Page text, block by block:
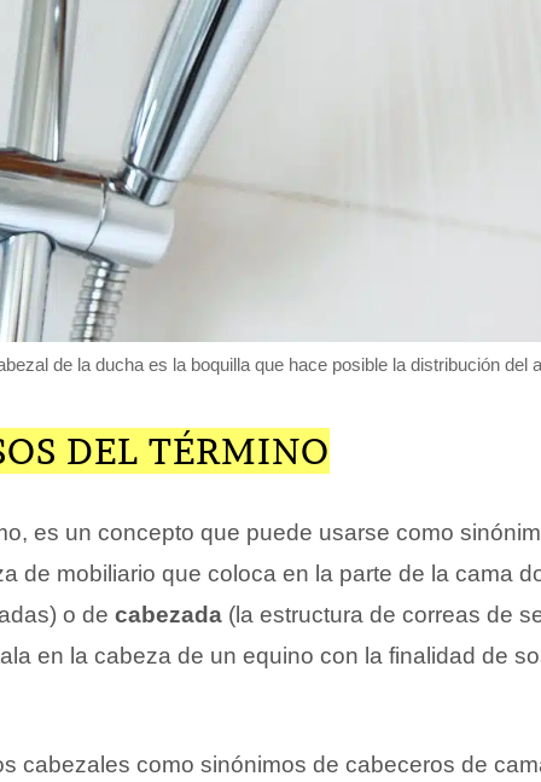
de la ducha es la boquilla que hace posible la distribución del
DEL TÉRMINO
es un concepto que puede usarse como
de mobiliario que coloca en la parte de la cama
o de cabezada (la estructura de correas de
en la cabeza de un equino con la finalidad de
cabezales como sinónimos de cabeceros de